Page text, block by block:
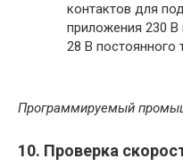
контактов для
приложения 230 В
28 В постоянного
Программируемый
10. Проверка